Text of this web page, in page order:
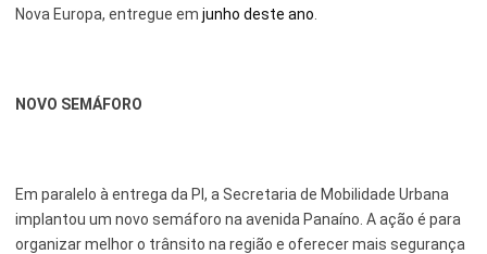
Nova Europa, entregue em junho deste ano.
NOVO SEMÁFORO
Em paralelo à entrega da PI, a Secretaria de Mobilidade Urbana
implantou um novo semáforo na avenida Panaíno. A ação é para
organizar melhor o trânsito na região e oferecer mais segurança